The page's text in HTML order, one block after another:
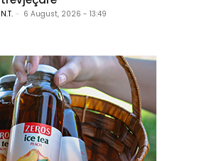
N.T. - 6 August, 2026 - 13:49